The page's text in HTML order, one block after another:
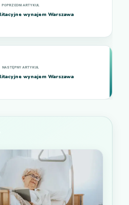
wynajem Warszawa
wynajem Warszawa